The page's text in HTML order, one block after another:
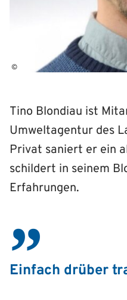
©
Tino Blondiau ist
Umweltagentur des
Privat saniert er ein
schildert in seinem
Erfahrungen.
Einfach drüber